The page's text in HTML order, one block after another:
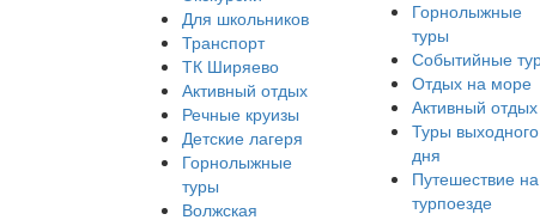
Для школьников
Транспорт
ТК Ширяево
Активный отдых
Речные круизы
Детские лагеря
Горнолыжные
туры
Волжская
Горнолыжные
туры
Событийные
Отдых на море
Активный отдых
Туры выходного
дня
Путешествие на
турпоезде